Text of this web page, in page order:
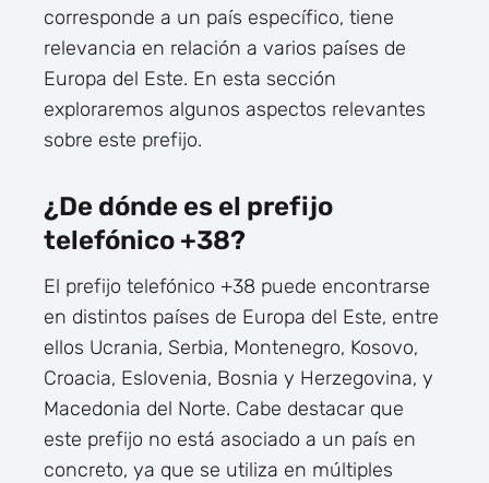
corresponde a un país específico, tiene
relevancia en relación a varios países de
Europa del Este. En esta sección
exploraremos algunos aspectos relevantes
sobre este prefijo.
¿De dónde es el prefijo
telefónico +38?
El prefijo telefónico +38 puede encontrarse
en distintos países de Europa del Este, entre
ellos Ucrania, Serbia, Montenegro, Kosovo,
Croacia, Eslovenia, Bosnia y Herzegovina, y
Macedonia del Norte. Cabe destacar que
este prefijo no está asociado a un país en
concreto, ya que se utiliza en múltiples